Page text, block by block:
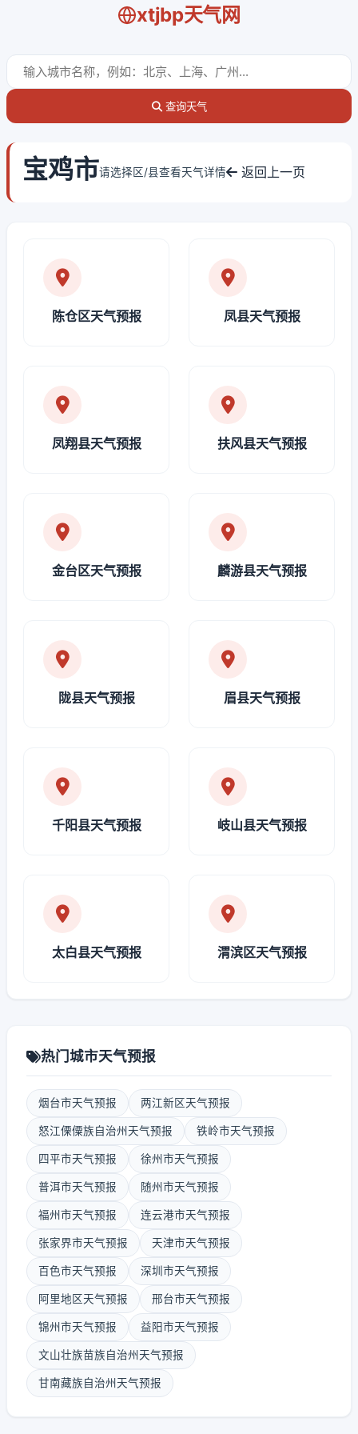
xtjbp天气网
查询天气
宝鸡市请选择区/县查看天气详情 返回上一页
陈仓区天气预报 凤县天气预报
凤翔县天气预报 扶风县天气预报
金台区天气预报 麟游县天气预报
陇县天气预报 眉县天气预报
千阳县天气预报 岐山县天气预报
太白县天气预报 渭滨区天气预报
热门城市天气预报
烟台市天气预报 两江新区天气预报
怒江傈僳族自治州天气预报 铁岭市天气预报
四平市天气预报 徐州市天气预报
普洱市天气预报 随州市天气预报
福州市天气预报 连云港市天气预报
张家界市天气预报 天津市天气预报
百色市天气预报 深圳市天气预报
阿里地区天气预报 邢台市天气预报
锦州市天气预报 益阳市天气预报
文山壮族苗族自治州天气预报
甘南藏族自治州天气预报